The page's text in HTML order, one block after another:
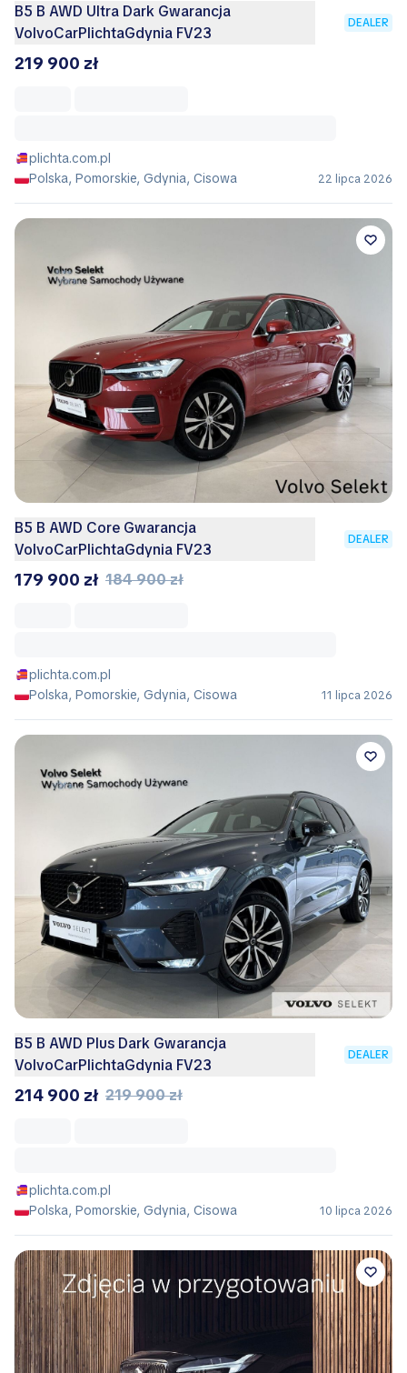
B5 B AWD Ultra Dark Gwarancja
VolvoCarPlichtaGdynia FV23
DEALER
219 900 zł
plichta.com.pl
Polska, Pomorskie, Gdynia, Cisowa
22 lipca 2026
B5 B AWD Core Gwarancja
VolvoCarPlichtaGdynia FV23
DEALER
179 900 zł 184 900 zł
plichta.com.pl
Polska, Pomorskie, Gdynia, Cisowa
11 lipca 2026
B5 B AWD Plus Dark Gwarancja
VolvoCarPlichtaGdynia FV23
DEALER
214 900 zł 219 900 zł
plichta.com.pl
Polska, Pomorskie, Gdynia, Cisowa
10 lipca 2026